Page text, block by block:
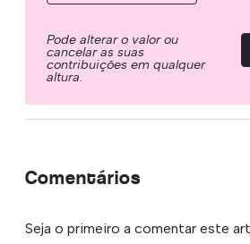
Pode alterar o valor ou
cancelar as suas
contribuições em qualquer
altura.
Comentários
Seja o primeiro a comentar este